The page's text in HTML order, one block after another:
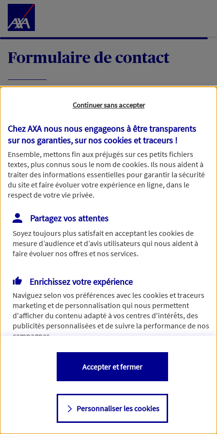
Accéder au Contenu
Formulaire de contact
demande, nous vous répondrons dans les
meilleurs délais par mail ou par téléphone.
Votre message :
Vous disposez de droits sur les informations vous concernant. Pour
plus d’informations,cliquez ici.
Continuer sans accepter
Chez AXA nous nous engageons à être transparents
sur nos garanties, sur noscookies et traceurs !
Ensemble, mettons fin aux préjugés sur ces petits fichiers
textes, plus connus sous le nom decookies. Ils nous aident à
traiter des informations essentielles pour garantir la sécurité
du site et faire évoluer votre expérience en ligne, dans le
respect de votre vie privée.
Partagez vos attentes
Soyez toujours plus satisfait en acceptant lescookiesde
mesure d’audience et d’avis utilisateurs qui nous aident à
faire évoluer nos offres et nos services.
Enrichissez votre expérience
Naviguez selon vos préférences avec lescookies et traceurs
marketing et de personnalisation qui nous permettent
d'afficher du contenu adapté à vos centres d'intérêts, des
publicités personnalisées et de suivre la performance de nos
campagnes.
Vous êtes libre de les accepter, de les refuser comme de
changer d'avis à tout moment en allant sur
Consulter notre politique decookies
Personnaliser les cookies
Accepter et fermer